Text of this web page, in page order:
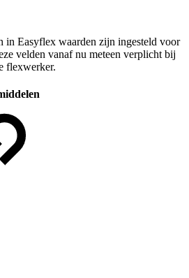
in Easyflex waarden zijn ingesteld voor
velden vanaf nu meteen verplicht bij
flexwerker.